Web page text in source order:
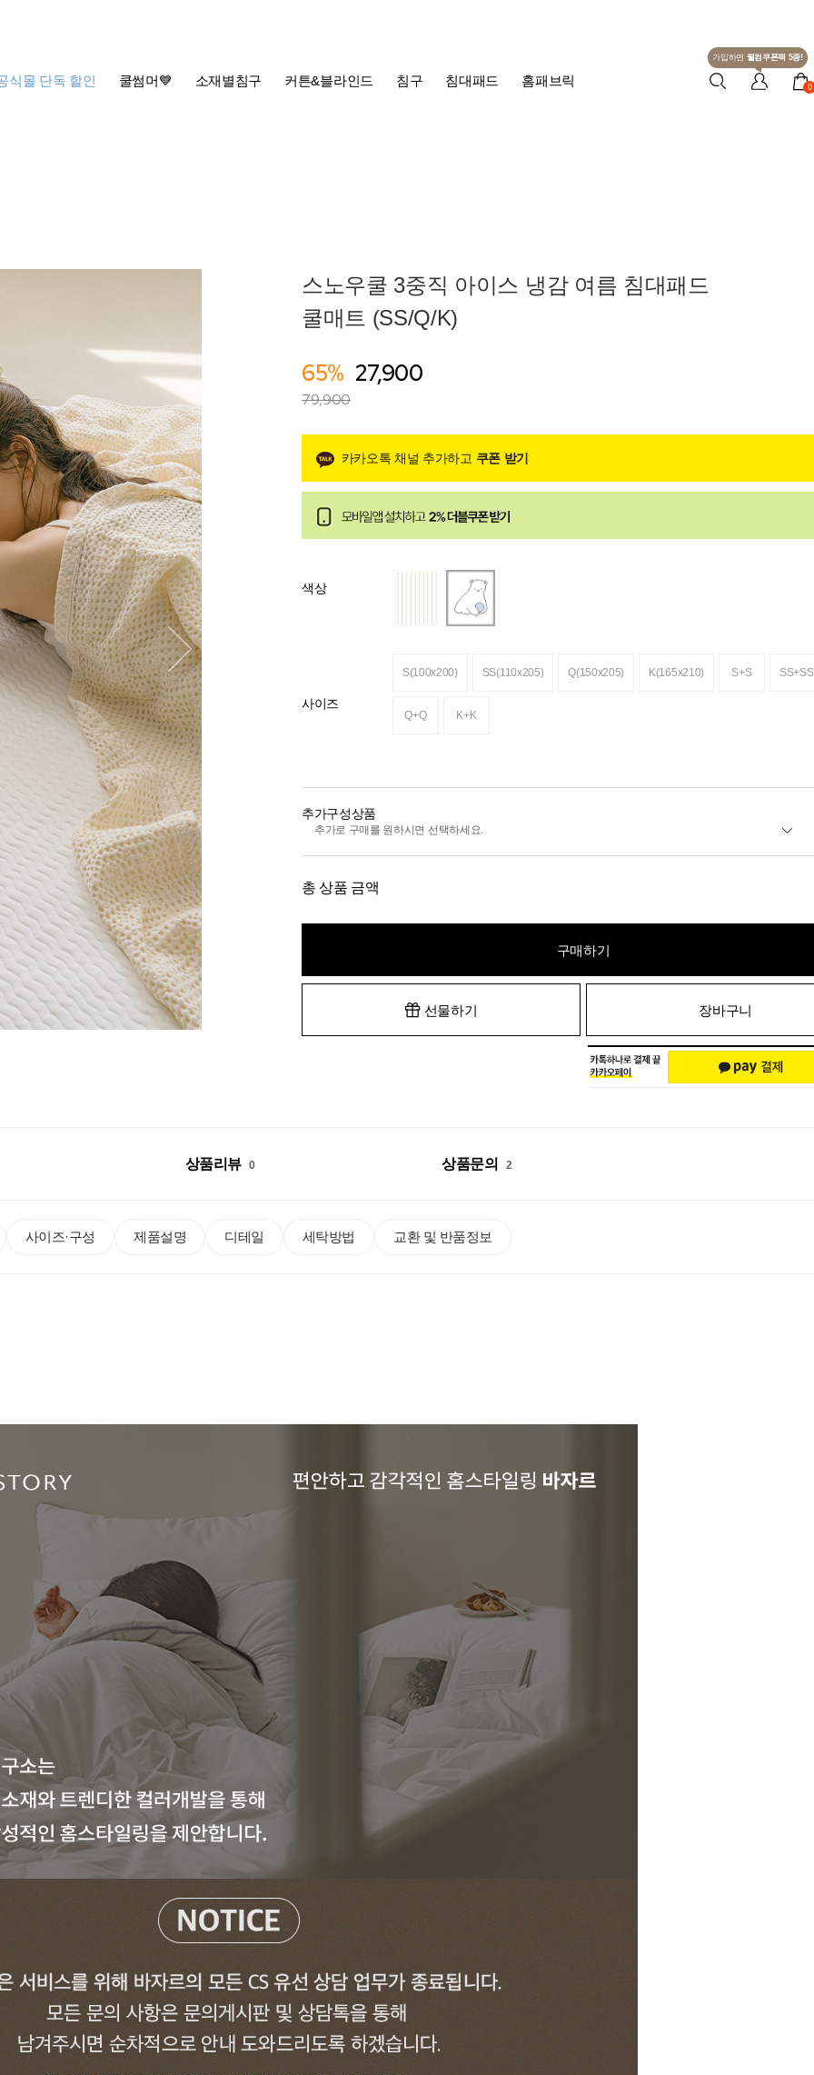
식몰 단독 할인 쿨썸머💙 소재별침구 커튼&블라인드 침구 침대패드 홈패브릭
가입하면 웰컴쿠폰팩 5종!
0
스노우쿨 3중직 아이스 냉감 여름 침대패드
쿨매트 (SS/Q/K)
65% 27,900
79,900
카카오톡 채널 추가하고 쿠폰 받기
색상
사이즈
S(100x200) SS(110x205) Q(150x205) K(165x210) S+S SS+SS
Q+Q K+K
추가구성상품
추가로 구매를 원하시면 선택하세요.
총 상품 금액
구매하기
선물하기 장바구니
상품리뷰 0 상품문의 2
사이즈·구성 제품설명 디테일 세탁방법 교환 및 반품정보